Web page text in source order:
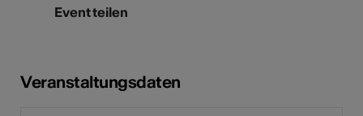
Event teilen
Veranstaltungsdaten